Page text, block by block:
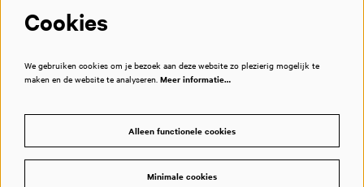
Cookies
We gebruiken cookies om je bezoek aan deze website zo plezierig mogelijk te
maken en de website te analyseren. Meer informatie…
Alleen functionele cookies
Minimale cookies